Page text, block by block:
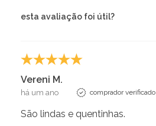
esta avaliação foi útil?
Vereni M.
há um ano comprador verificado
São lindas e quentinhas.